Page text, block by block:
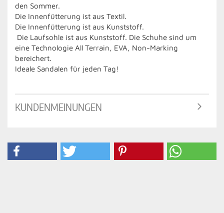
den Sommer.
Die Innenfütterung ist aus Textil.
Die Innenfütterung ist aus Kunststoff.
Die Laufsohle ist aus Kunststoff. Die Schuhe sind um
eine Technologie All Terrain, EVA, Non-Marking
bereichert.
Ideale Sandalen für jeden Tag!
KUNDENMEINUNGEN